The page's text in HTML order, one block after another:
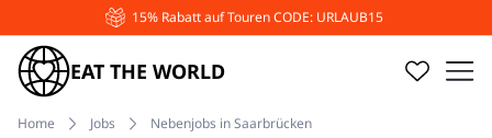
15% Rabatt auf Touren CODE: URLAUB15
EAT THE WORLD
Home Jobs Nebenjobs in Saarbrücken